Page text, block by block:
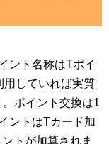
ント名称はTポイ
用していれば実質
ポイント交換は1
ントはTカード加
トが加算されま